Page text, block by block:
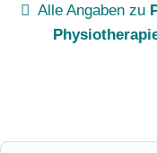
Alle Angaben zu